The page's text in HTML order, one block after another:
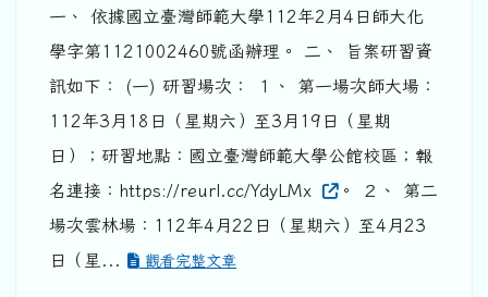
一、 依據國立臺灣師範大學112年2月4日師大化
學字第1121002460號函辦理。 二、 旨案研習資
訊如下： (一) 研習場次： １、 第一場次師大場：
112年3月18日（星期六）至3月19日（星期
日）；研習地點：國立臺灣師範大學公館校區；報
名連接：https://reurl.cc/YdyLMx
。 ２、 第二
場次雲林場：112年4月22日（星期六）至4月23
日（星...
觀看完整文章